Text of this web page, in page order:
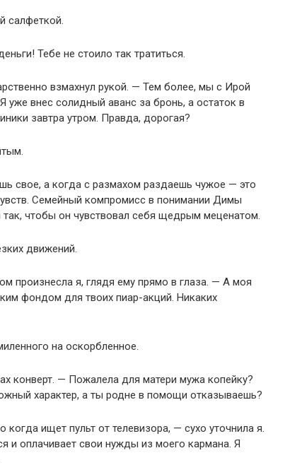
салфеткой.
Тебе не стоило так тратиться.
взмахнул рукой. — Тем более, мы с Ирой
внес солидный аванс за бронь, а остаток в
завтра утром. Правда, дорогая?
свое, а когда с размахом раздаешь чужое — это
Семейный компромисс в понимании Димы
чтобы он чувствовал себя щедрым меценатом.
движений.
произнесла я, глядя ему прямо в глаза. — А моя
фондом для твоих пиар-акций. Никаких
на оскорбленное.
конверт. — Пожалела для матери мужа копейку?
характер, а ты родне в помощи отказываешь?
ищет пульт от телевизора, — сухо уточнила я.
и оплачивает свои нужды из моего кармана. Я